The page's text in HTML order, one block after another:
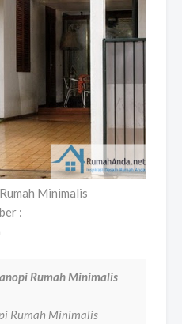
Minimalis
:
Rumah Minimalis
Rumah Minimalis